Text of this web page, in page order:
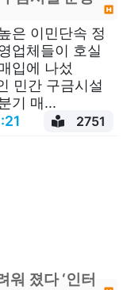
은 이민단속 정
업체들이 호실
입에 나섰
민간 구금시설
기 매...
2751
워 졌다 ‘인터